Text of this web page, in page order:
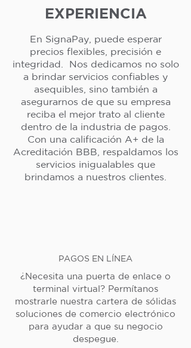
EXPERIENCIA
En SignaPay, puede esperar
precios flexibles, precisión e
integridad. Nos dedicamos no solo
a brindar servicios confiables y
asequibles, sino también a
asegurarnos de que su empresa
reciba el mejor trato al cliente
dentro de la industria de pagos.
Con una calificación A+ de la
Acreditación BBB, respaldamos los
servicios inigualables que
brindamos a nuestros clientes.
PAGOS EN LÍNEA
¿Necesita una puerta de enlace o
terminal virtual? Permítanos
mostrarle nuestra cartera de sólidas
soluciones de comercio electrónico
para ayudar a que su negocio
despegue.